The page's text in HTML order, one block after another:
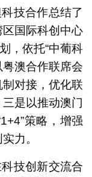
技合作总结了
国际科创中心
，依托“中葡科
粤澳合作联席会
对接，优化联
是以推动澳门
策略，增强
力。
技创新交流合